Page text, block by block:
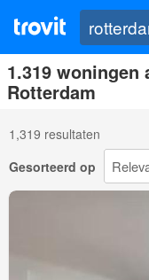
1.319 woningen
Rotterdam
1,319 resultaten
Gesorteerd op